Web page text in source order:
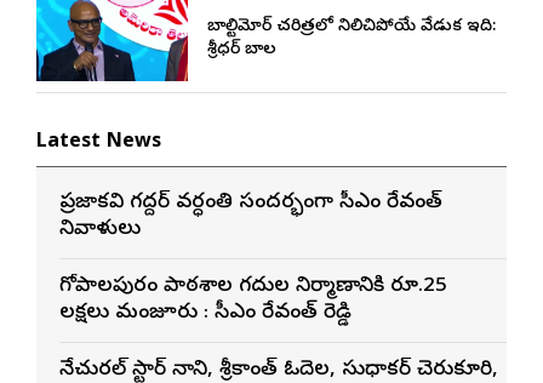
బాల్టిమోర్ చరిత్రలో నిలిచిపోయే వేడుక ఇది:
శ్రీధర్ బానాల
Latest News
ప్రజాకవి గద్దర్‌ వర్ధంతి సందర్భంగా సీఎం రేవంత్‌
నివాళులు
గోపాల‌పురం పాఠ‌శాల గ‌దుల నిర్మాణానికి రూ.25
ల‌క్ష‌లు మంజూరు : సీఎం రేవంత్ రెడ్డి
నేచురల్ స్టార్ నాని, శ్రీకాంత్ ఓదెల, సుధాకర్ చెరుకూరి,